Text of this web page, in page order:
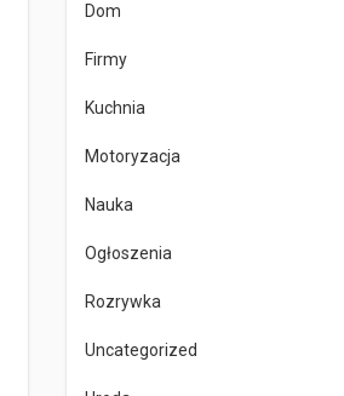
Dom
Firmy
Kuchnia
Motoryzacja
Nauka
Ogłoszenia
Rozrywka
Uncategorized